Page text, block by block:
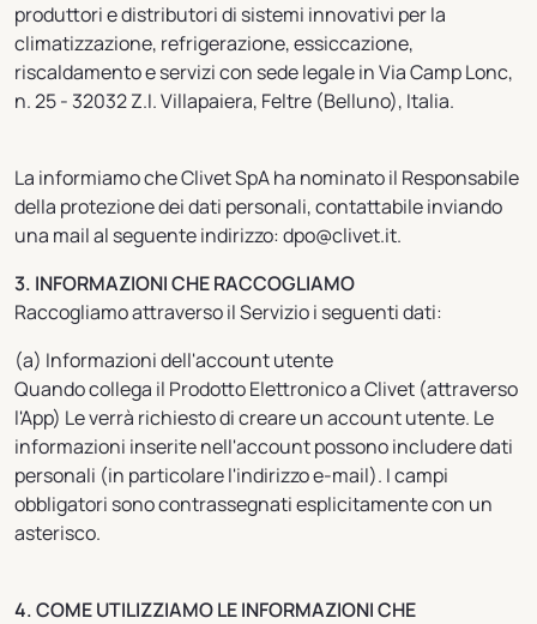
produttori e distributori di sistemi innovativi per la
climatizzazione, refrigerazione, essiccazione,
riscaldamento e servizi con sede legale in Via Camp Lonc,
n. 25 - 32032 Z.I. Villapaiera, Feltre (Belluno), Italia.
La informiamo che Clivet SpA ha nominato il Responsabile
della protezione dei dati personali, contattabile inviando
una mail al seguente indirizzo: dpo@clivet.it.
3. INFORMAZIONI CHE RACCOGLIAMO
Raccogliamo attraverso il Servizio i seguenti dati:
(a) Informazioni dell'account utente
Quando collega il Prodotto Elettronico a Clivet (attraverso
l'App) Le verrà richiesto di creare un account utente. Le
informazioni inserite nell'account possono includere dati
personali (in particolare l'indirizzo e-mail). I campi
obbligatori sono contrassegnati esplicitamente con un
asterisco.
4. COME UTILIZZIAMO LE INFORMAZIONI CHE